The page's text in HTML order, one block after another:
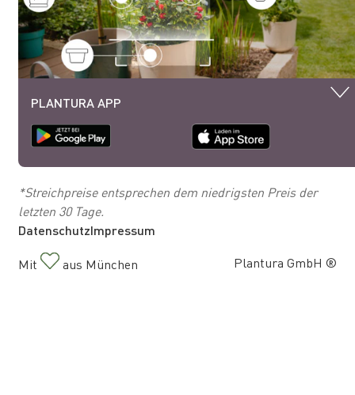
PLANTURA APP
*Streichpreise entsprechen dem niedrigsten Preis der
letzten 30 Tage.
Plantura GmbH ®
Mit aus München
DatenschutzImpressum